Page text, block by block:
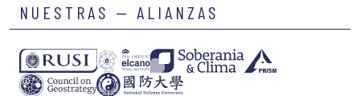
NUESTRAS — ALIANZAS